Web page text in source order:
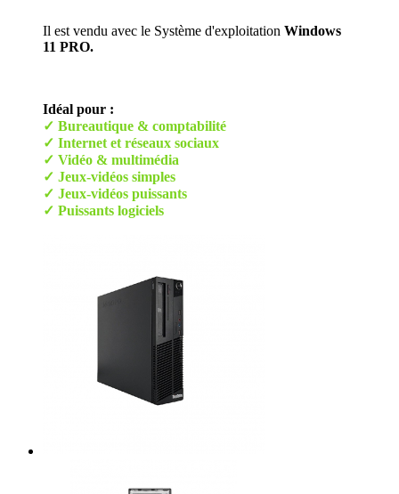
Il est vendu avec le Système d'exploitation Windows
11 PRO.
Idéal pour :
✓ Bureautique & comptabilité
✓ Internet et réseaux sociaux
✓ Vidéo & multimédia
✓ Jeux-vidéos simples
✓ Jeux-vidéos puissants
✓ Puissants logiciels